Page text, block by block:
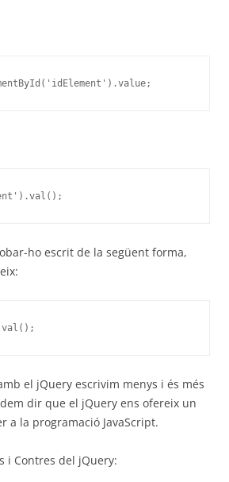
ho escrit de la següent forma,
el jQuery escrivim menys i és més
dir que el jQuery ens ofereix un
a la programació JavaScript.
i Contres del jQuery: